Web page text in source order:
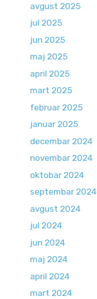
avgust 2025
jul 2025
jun 2025
maj 2025
april 2025
mart 2025
februar 2025
januar 2025
decembar 2024
novembar 2024
oktobar 2024
septembar 2024
avgust 2024
jul 2024
jun 2024
maj 2024
april 2024
mart 2024